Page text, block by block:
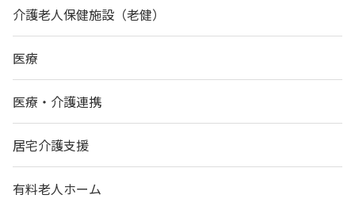
介護老人保健施設（老健）
医療
医療・介護連携
居宅介護支援
有料老人ホーム